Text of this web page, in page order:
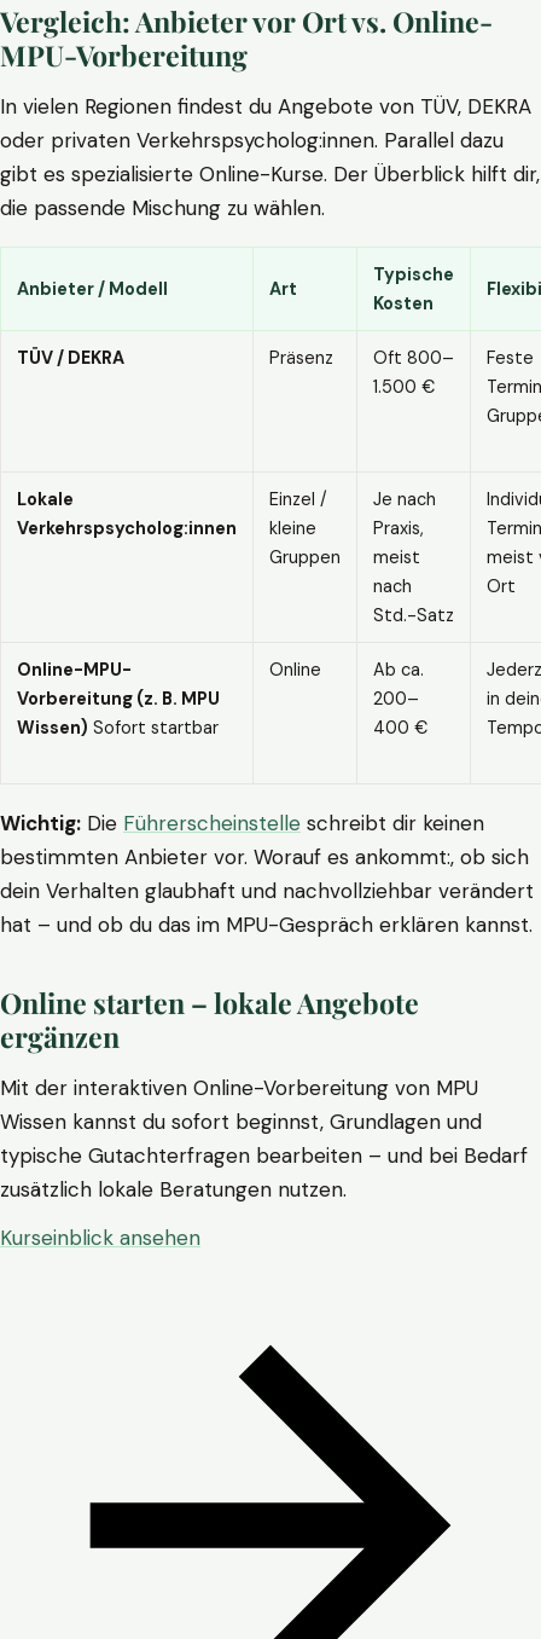
Vergleich: Anbieter vor Ort vs. Online-
MPU-Vorbereitung
In vielen Regionen findest du Angebote von TÜV, DEKRA
oder privaten Verkehrspsycholog:innen. Parallel dazu
gibt es spezialisierte Online-Kurse. Der Überblick hilft dir,
die passende Mischung zu wählen.
Anbieter / Modell Art
Typische
Kosten
TÜV / DEKRA Präsenz
Oft 800–
1.500 €
Feste
Lokale
Verkehrspsycholog:innen
Einzel /
kleine
Gruppen
Je nach
Praxis,
meist
nach
Std.-Satz
meist
Ort
Online-MPU-
Vorbereitung (z. B. MPU
Wissen) Sofort startbar
Online
Ab ca.
200–
400 €
in
Wichtig: Die Führerscheinstelle schreibt dir keinen
bestimmten Anbieter vor. Worauf es ankommt:, ob sich
dein Verhalten glaubhaft und nachvollziehbar verändert
hat – und ob du das im MPU-Gespräch erklären kannst.
Online starten – lokale Angebote
ergänzen
Mit der interaktiven Online-Vorbereitung von MPU
Wissen kannst du sofort beginnst, Grundlagen und
typische Gutachterfragen bearbeiten – und bei Bedarf
zusätzlich lokale Beratungen nutzen.
Kurseinblick ansehen